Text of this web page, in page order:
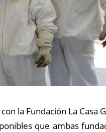
la Fundación La Casa
que ambas